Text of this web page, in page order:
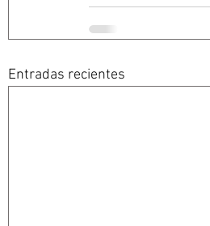
Entradas recientes